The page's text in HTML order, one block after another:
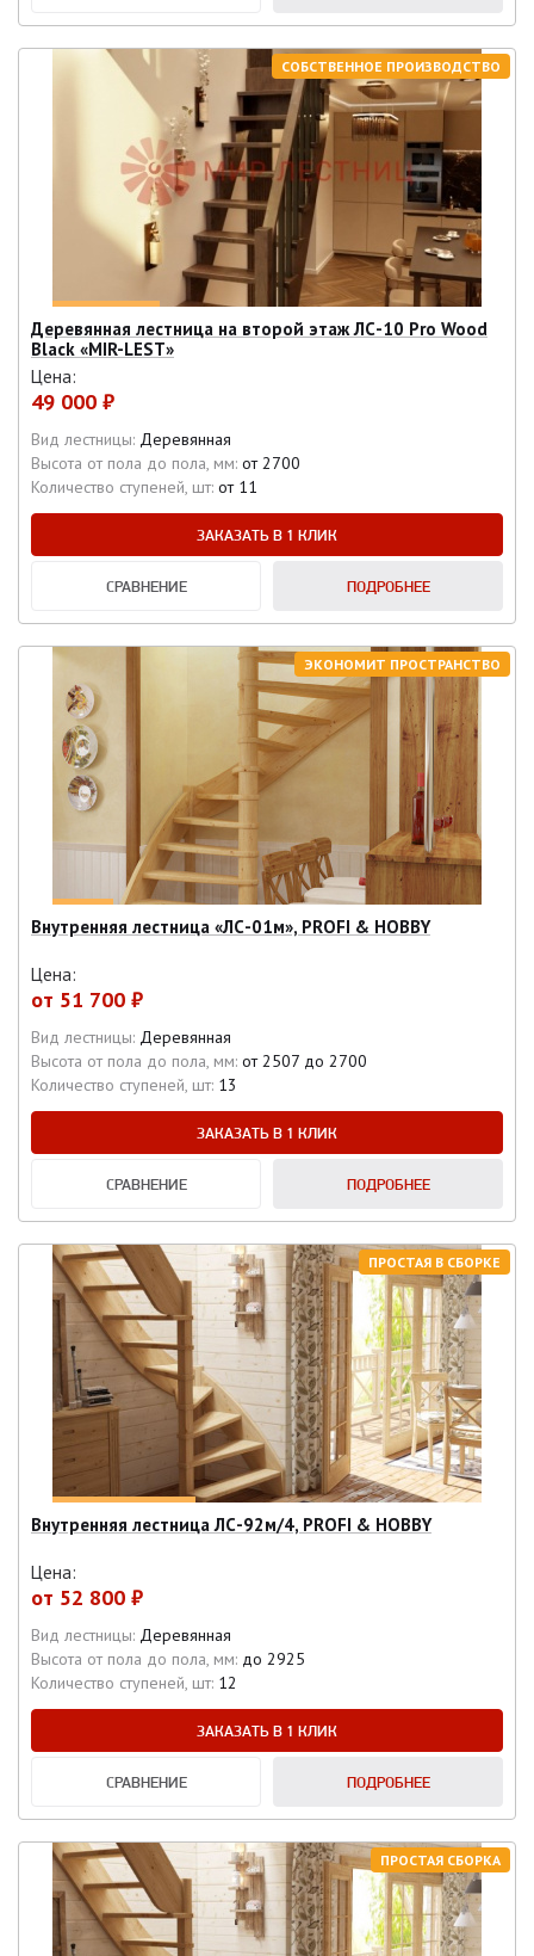
СОБСТВЕННОЕ ПРОИЗВОДСТВО
Деревянная лестница на второй этаж ЛС-10 Pro Wood
Black «MIR-LEST»
Цена:
49 000 ₽
Вид лестницы: Деревянная
Высота от пола до пола, мм: от 2700
Количество ступеней, шт: от 11
ЗАКАЗАТЬ В 1 КЛИК
СРАВНЕНИЕ ПОДРОБНЕЕ
ЭКОНОМИТ ПРОСТРАНСТВО
Внутренняя лестница «ЛС-01м», PROFI & HOBBY
Цена:
от 51 700 ₽
Вид лестницы: Деревянная
Высота от пола до пола, мм: от 2507 до 2700
Количество ступеней, шт: 13
ЗАКАЗАТЬ В 1 КЛИК
СРАВНЕНИЕ ПОДРОБНЕЕ
ПРОСТАЯ В СБОРКЕ
Внутренняя лестница ЛС-92м/4, PROFI & HOBBY
Цена:
от 52 800 ₽
Вид лестницы: Деревянная
Высота от пола до пола, мм: до 2925
Количество ступеней, шт: 12
ЗАКАЗАТЬ В 1 КЛИК
СРАВНЕНИЕ ПОДРОБНЕЕ
ПРОСТАЯ СБОРКА